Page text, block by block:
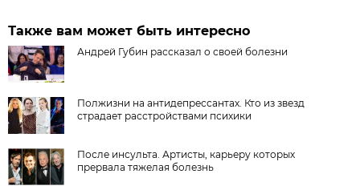
Также вам может быть интересно
Андрей Губин рассказал о своей болезни
Полжизни на антидепрессантах. Кто из звезд
страдает расстройствами психики
После инсульта. Артисты, карьеру которых
прервала тяжелая болезнь